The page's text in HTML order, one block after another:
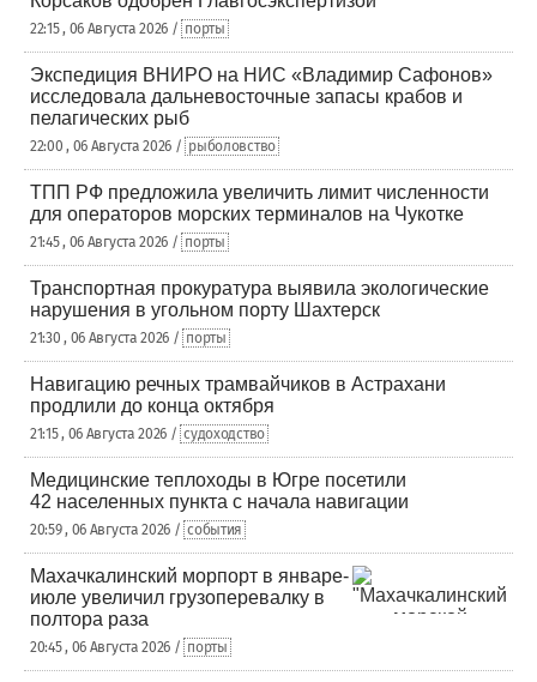
22:15 , 06 Августа 2026 / порты
Экспедиция ВНИРО на НИС «Владимир Сафонов»
исследовала дальневосточные запасы крабов и
пелагических рыб
22:00 , 06 Августа 2026 / рыболовство
ТПП РФ предложила увеличить лимит численности
для операторов морских терминалов на Чукотке
21:45 , 06 Августа 2026 / порты
Транспортная прокуратура выявила экологические
нарушения в угольном порту Шахтерск
21:30 , 06 Августа 2026 / порты
Навигацию речных трамвайчиков в Астрахани
продлили до конца октября
21:15 , 06 Августа 2026 / судоходство
Медицинские теплоходы в Югре посетили
42 населенных пункта с начала навигации
20:59 , 06 Августа 2026 / события
Махачкалинский морпорт в январе-
июле увеличил грузоперевалку в
полтора раза
20:45 , 06 Августа 2026 / порты